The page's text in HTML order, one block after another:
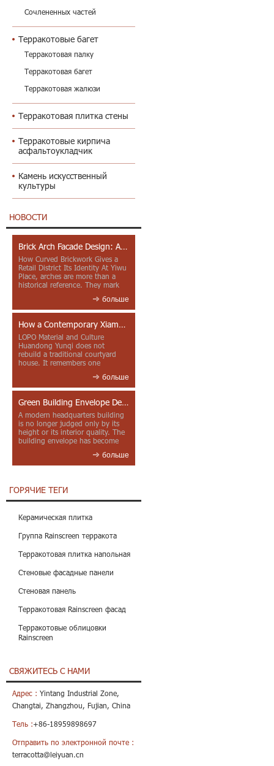
Сочлененных частей
Терракотовые багет
Терракотовая палку
Терракотовая багет
Терракотовая жалюзи
Терракотовая плитка стены
Терракотовые кирпича
асфальтоукладчик
Камень искусственный
культуры
НОВОСТИ
Brick Arch Facade Design: A Closer Look at Yiwu Place
How Curved Brickwork Gives a
Retail District Its Identity At Yiwu
Place, arches are more than a
historical reference. They mark
больше
How a Contemporary Xiamen Project Reframes Minnan Red Brick
LOPO Material and Culture
Huandong Yunqi does not
rebuild a traditional courtyard
house. It remembers one
больше
Green Building Envelope Design: Clay Sunscreen Fins for Modern Headquarters Architecture
A modern headquarters building
is no longer judged only by its
height or its interior quality. The
building envelope has become
больше
ГОРЯЧИЕ ТЕГИ
Керамическая плитка
Группа Rainscreen терракота
Терракотовая плитка напольная
Стеновые фасадные панели
Стеновая панель
Терракотовая Rainscreen фасад
Терракотовые облицовки
Rainscreen
СВЯЖИТЕСЬ С НАМИ
Адрес : Yintang Industrial Zone,
Changtai, Zhangzhou, Fujian, China
Тель :+86-18959898697
Отправить по электронной почте :
terracotta@leiyuan.cn